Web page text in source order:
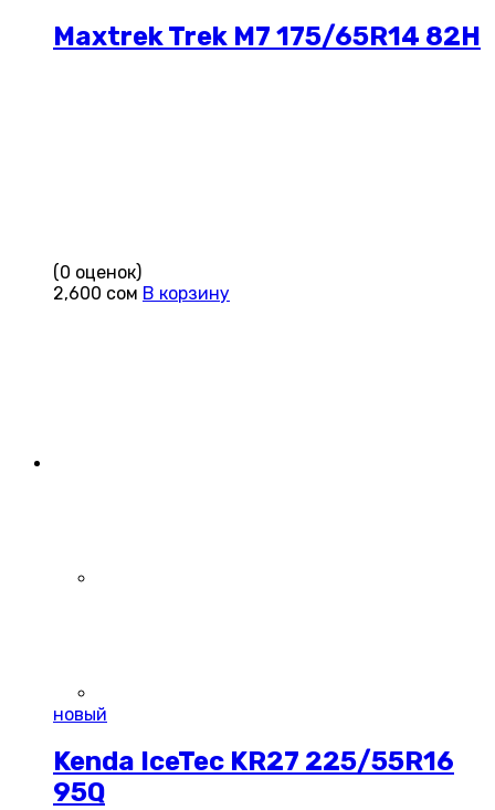
Maxtrek Trek M7 175/65R14 82H
(0 оценок)
2,600 сом В корзину
новый
Kenda IceTec KR27 225/55R16
95Q